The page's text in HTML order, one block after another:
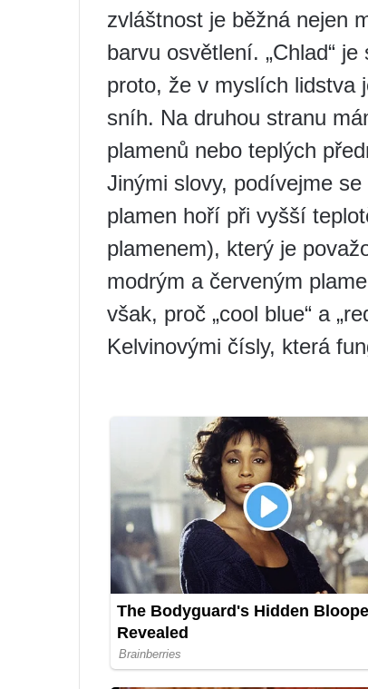
zvláštnost je běžná nejen
barvu osvětlení. „Chlad“
proto, že v myslích lidstva
sníh. Na druhou stranu
plamenů nebo teplých
Jinými slovy, podívejme
plamen hoří při vyšší
plamenem), který je
modrým a červeným
však, proč „cool blue“ a
Kelvinovými čísly, která